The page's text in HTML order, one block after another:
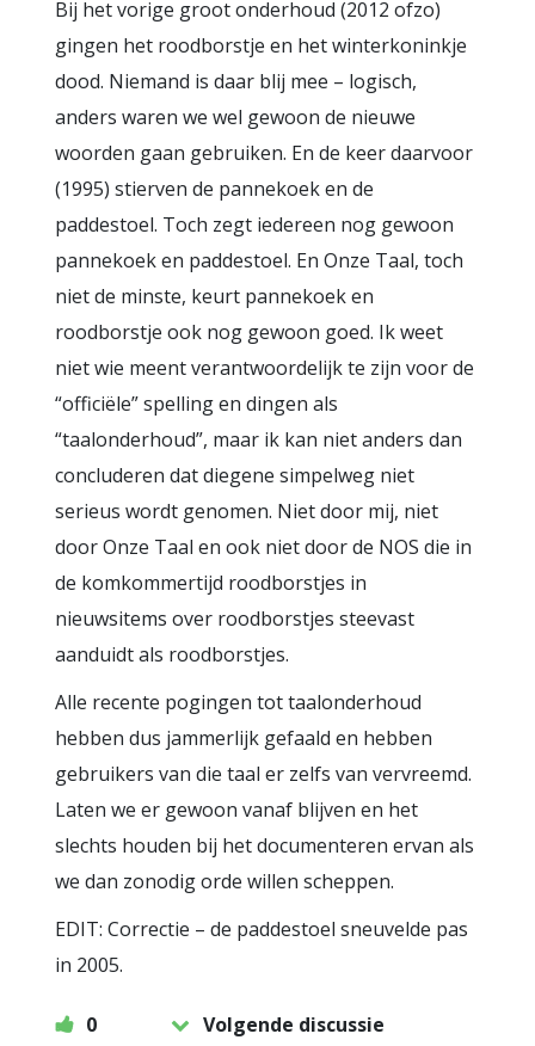
Bij het vorige groot onderhoud (2012 ofzo)
gingen het roodborstje en het winterkoninkje
dood. Niemand is daar blij mee – logisch,
anders waren we wel gewoon de nieuwe
woorden gaan gebruiken. En de keer daarvoor
(1995) stierven de pannekoek en de
paddestoel. Toch zegt iedereen nog gewoon
pannekoek en paddestoel. En Onze Taal, toch
niet de minste, keurt pannekoek en
roodborstje ook nog gewoon goed. Ik weet
niet wie meent verantwoordelijk te zijn voor de
“officiële” spelling en dingen als
“taalonderhoud”, maar ik kan niet anders dan
concluderen dat diegene simpelweg niet
serieus wordt genomen. Niet door mij, niet
door Onze Taal en ook niet door de NOS die in
de komkommertijd roodborstjes in
nieuwsitems over roodborstjes steevast
aanduidt als roodborstjes.
Alle recente pogingen tot taalonderhoud
hebben dus jammerlijk gefaald en hebben
gebruikers van die taal er zelfs van vervreemd.
Laten we er gewoon vanaf blijven en het
slechts houden bij het documenteren ervan als
we dan zonodig orde willen scheppen.
EDIT: Correctie – de paddestoel sneuvelde pas
in 2005.
0
Volgende discussie